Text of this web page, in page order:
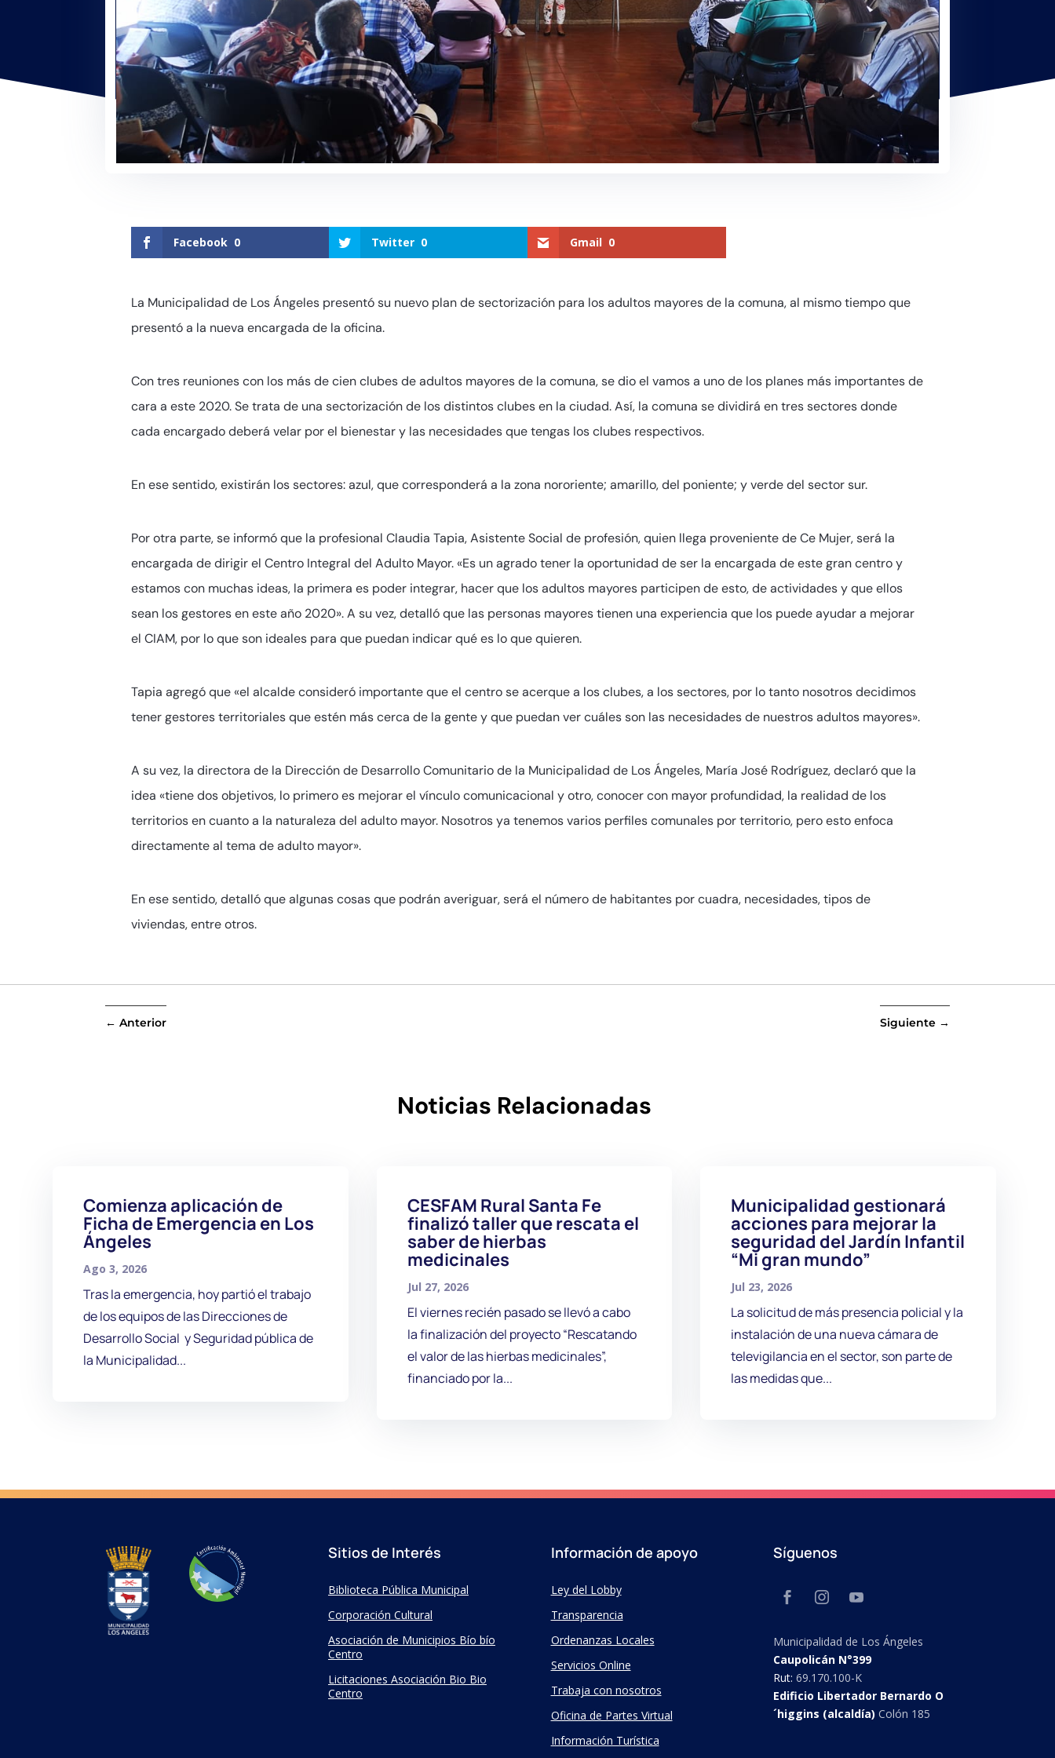
Facebook 0 Twitter 0 Gmail 0
La Municipalidad de Los Ángeles presentó su nuevo plan de sectorización para los adultos mayores de la comuna, al mismo tiempo que
presentó a la nueva encargada de la oficina.
Con tres reuniones con los más de cien clubes de adultos mayores de la comuna, se dio el vamos a uno de los planes más importantes de
cara a este 2020. Se trata de una sectorización de los distintos clubes en la ciudad. Así, la comuna se dividirá en tres sectores donde
cada encargado deberá velar por el bienestar y las necesidades que tengas los clubes respectivos.
En ese sentido, existirán los sectores: azul, que corresponderá a la zona nororiente; amarillo, del poniente; y verde del sector sur.
Por otra parte, se informó que la profesional Claudia Tapia, Asistente Social de profesión, quien llega proveniente de Ce Mujer, será la
encargada de dirigir el Centro Integral del Adulto Mayor. «Es un agrado tener la oportunidad de ser la encargada de este gran centro y
estamos con muchas ideas, la primera es poder integrar, hacer que los adultos mayores participen de esto, de actividades y que ellos
sean los gestores en este año 2020». A su vez, detalló que las personas mayores tienen una experiencia que los puede ayudar a mejorar
el CIAM, por lo que son ideales para que puedan indicar qué es lo que quieren.
Tapia agregó que «el alcalde consideró importante que el centro se acerque a los clubes, a los sectores, por lo tanto nosotros decidimos
tener gestores territoriales que estén más cerca de la gente y que puedan ver cuáles son las necesidades de nuestros adultos mayores».
A su vez, la directora de la Dirección de Desarrollo Comunitario de la Municipalidad de Los Ángeles, María José Rodríguez, declaró que la
idea «tiene dos objetivos, lo primero es mejorar el vínculo comunicacional y otro, conocer con mayor profundidad, la realidad de los
territorios en cuanto a la naturaleza del adulto mayor. Nosotros ya tenemos varios perfiles comunales por territorio, pero esto enfoca
directamente al tema de adulto mayor».
En ese sentido, detalló que algunas cosas que podrán averiguar, será el número de habitantes por cuadra, necesidades, tipos de
viviendas, entre otros.
←Anterior Siguiente→
Noticias Relacionadas
Comienza aplicación de
Ficha de Emergencia en Los
Ángeles
Ago 3, 2026
Tras la emergencia, hoy partió el trabajo
de los equipos de las Direcciones de
Desarrollo Social y Seguridad pública de
la Municipalidad...
CESFAM Rural Santa Fe
finalizó taller que rescata el
saber de hierbas
medicinales
Jul 27, 2026
El viernes recién pasado se llevó a cabo
la finalización del proyecto “Rescatando
el valor de las hierbas medicinales”,
financiado por la...
Municipalidad gestionará
acciones para mejorar la
seguridad del Jardín Infantil
“Mi gran mundo”
Jul 23, 2026
La solicitud de más presencia policial y la
instalación de una nueva cámara de
televigilancia en el sector, son parte de
las medidas que...
Sitios de Interés
Biblioteca Pública Municipal
Corporación Cultural
Asociación de Municipios Bío bío
Centro
Licitaciones Asociación Bio Bio
Centro
Información de apoyo
Ley del Lobby
Transparencia
Ordenanzas Locales
Servicios Online
Trabaja con nosotros
Oficina de Partes Virtual
Información Turística
Síguenos
Municipalidad de Los Ángeles
Caupolicán N°399
Rut:69.170.100-K
Edificio Libertador Bernardo O
´higgins (alcaldía)Colón 185